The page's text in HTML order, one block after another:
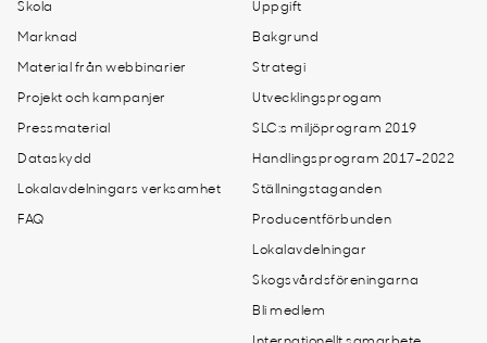
Skola
Marknad
Material från webbinarier
Projekt och kampanjer
Pressmaterial
Dataskydd
Lokalavdelningars verksamhet
FAQ
Uppgift
Bakgrund
Strategi
Utvecklingsprogam
SLC:s miljöprogram 2019
Handlingsprogram 2017-2022
Ställningstaganden
Producentförbunden
Lokalavdelningar
Skogsvårdsföreningarna
Bli medlem